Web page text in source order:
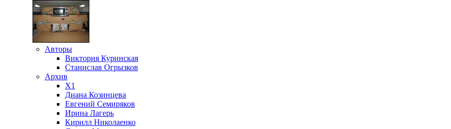
Авторы
Виктория Куринская
Станислав Огрызков
Архив
X1
Диана Козинцева
Евгений Семиряков
Ирина Лагерь
Кирилл Николаенко